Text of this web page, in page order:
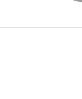
Leipzig